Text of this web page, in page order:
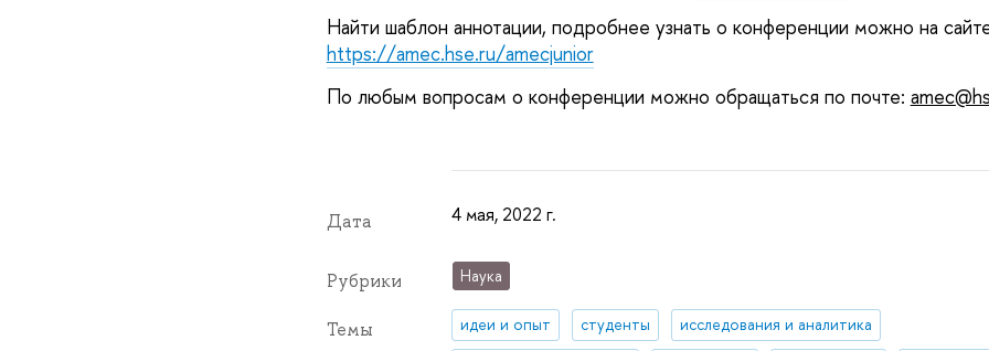
https://amec.hse.ru/amecjunior
По любым вопросам о конференции можно обращаться по почте:
Дата 4 мая, 2022 г.
Рубрики Наука
Темы идеи и опыт студенты
исследования и аналитика